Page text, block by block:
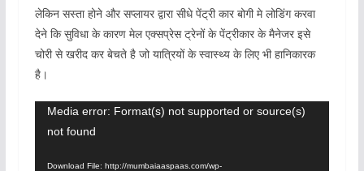
लेकिन सस्ता होने और सप्लायर द्वारा सीधे पेंट्री कार बोगी मे लोडिंग करवा
देने कि सुविधा के कारण मेल एक्सप्रेस ट्रेनों के पेंट्रीकार के मैनेजर इसे
चोरी से खरीद कर बेचते है जो यात्रियों के स्वास्थ्य के लिए भी हानिकारक
है।
Video
Player
Media error: Format(s) not supported or source(s)
not found
Download File: http://mumbaiaaspaas.com/wp-